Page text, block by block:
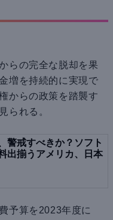
らの完全な脱却を果
増を持続的に実現で
からの政策を踏襲す
られる。
警戒すべきか？ソフト
出揃うアメリカ、日本
予算を2023年度に